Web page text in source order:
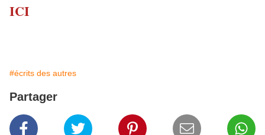
ICI
#écrits des autres
Partager